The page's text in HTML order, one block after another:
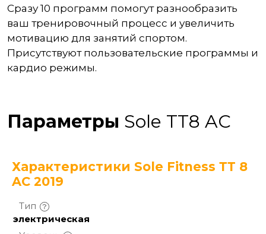
Сразу 10 программ помогут разнообразить
ваш тренировочный процесс и увеличить
мотивацию для занятий спортом.
Присутствуют пользовательские программы и
кардио режимы.
Параметры Sole TT8 AC
Характеристики Sole Fitness ТТ 8
AС 2019
Тип
электрическая